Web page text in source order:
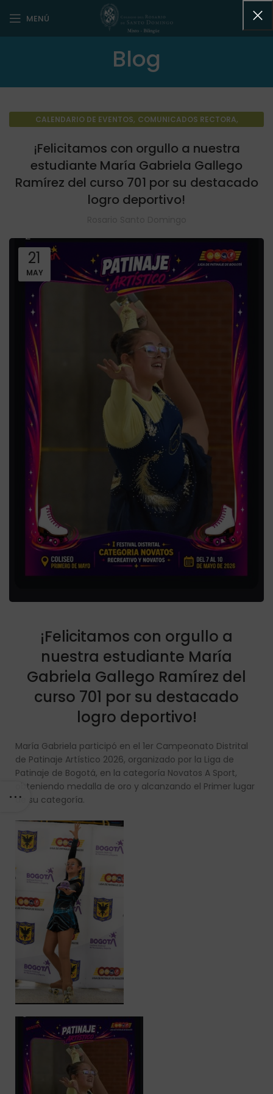
MENÚ
Blog
CALENDARIO DE EVENTOS, COMUNICADOS RECTORA,
¡Felicitamos con orgullo a nuestra
estudiante María Gabriela Gallego
Ramírez del curso 701 por su destacado
logro deportivo!
21
MAY
¡Felicitamos con orgullo a
nuestra estudiante María
Gabriela Gallego Ramírez del
curso 701 por su destacado
logro deportivo!
María Gabriela participó en el 1er Campeonato Distrital
de Patinaje Artístico 2026, organizado por la Liga de
Patinaje de Bogotá, en la categoría Novatos A Sport,
obteniendo medalla de oro y alcanzando el Primer lugar
de su categoría.